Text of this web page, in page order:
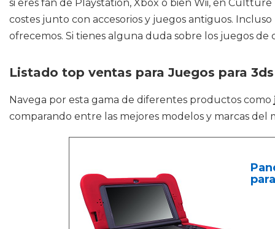
si eres fan de Playstation, Xbox o bien Wii, en
costes junto con accesorios y juegos antiguos.
ofrecemos. Si tienes alguna duda sobre los juegos
Listado top ventas para Juegos para
Navega por esta gama de diferentes productos como
comparando entre las mejores modelos y marcas del